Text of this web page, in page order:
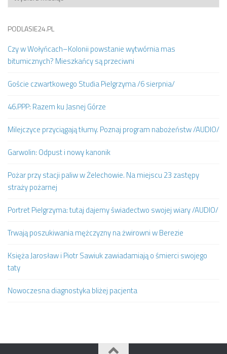
PODLASIE24.PL
Czy w Wołyńcach–Kolonii powstanie wytwórnia mas
bitumicznych? Mieszkańcy są przeciwni
Goście czwartkowego Studia Pielgrzyma /6 sierpnia/
46.PPP: Razem ku Jasnej Górze
Milejczyce przyciągają tłumy. Poznaj program nabożeństw /AUDIO/
Garwolin: Odpust i nowy kanonik
Pożar przy stacji paliw w Żelechowie. Na miejscu 23 zastępy
straży pożarnej
Portret Pielgrzyma: tutaj dajemy świadectwo swojej wiary /AUDIO/
Trwają poszukiwania mężczyzny na żwirowni w Berezie
Księża Jarosław i Piotr Sawiuk zawiadamiają o śmierci swojego
taty
Nowoczesna diagnostyka bliżej pacjenta